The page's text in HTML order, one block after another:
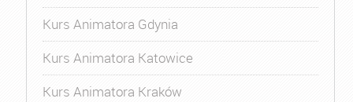
Kurs Animatora Gdynia
Kurs Animatora Katowice
Kurs Animatora Kraków